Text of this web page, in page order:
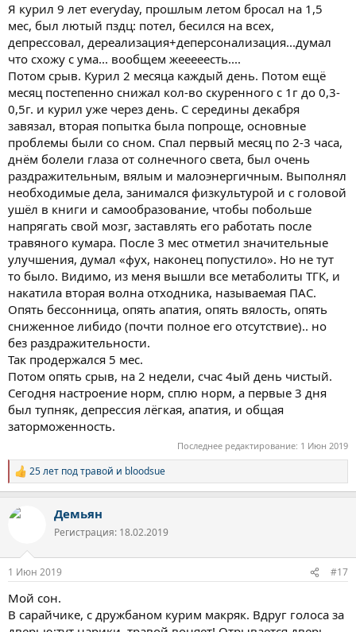
Я курил 9 лет everyday, прошлым летом бросал на 1,5
мес, был лютый пздц: потел, бесился на всех,
депрессовал, дереализация+деперсонализация...думал
что схожу с ума... вообщем жееееесть....
Потом срыв. Курил 2 месяца каждый день. Потом ещё
месяц постепенно снижал кол-во скуренного с 1г до 0,3-
0,5г. и курил уже через день. С середины декабря
завязал, вторая попытка была попроще, основные
проблемы были со сном. Спал первый месяц по 2-3 часа,
днём болели глаза от солнечного света, был очень
раздражительным, вялым и малоэнергичным. Выполнял
необходимые дела, занимался физкультурой и с головой
ушёл в книги и самообразование, чтобы побольше
напрягать свой мозг, заставлять его работать после
травяного кумара. После 3 мес отметил значительные
улучшения, думал «фух, наконец попустило». Но не тут
то было. Видимо, из меня вышли все метаболиты ТГК, и
накатила вторая волна отходника, называемая ПАС.
Опять бессонница, опять апатия, опять вялость, опять
сниженное либидо (почти полное его отсутствие).. но
без раздражительности.
Так продержался 5 мес.
Потом опять срыв, на 2 недели, счас 4ый день чистый.
Сегодня настроение норм, сплю норм, а первые 3 дня
был тупняк, депрессия лёгкая, апатия, и общая
заторможенность.
Последнее редактирование: 1 Июн 2019
Р
е
к
25 лет под травой и bloodsue
Демьян
Регистрация: 18.02.2019
1 Июн 2019 #17
Мой сон.
В сарайчике, с дружбаном курим макряк. Вдруг голоса за